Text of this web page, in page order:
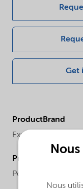
Get
ProductBrand
Expancel®
Polymer
Nous